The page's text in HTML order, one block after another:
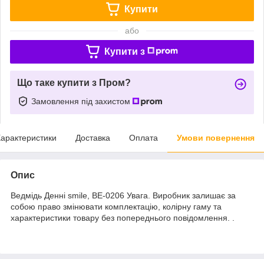
Купити
або
Купити з
Що таке купити з Пром?
Замовлення під захистом
Доставка Оплата Умови повернення
Опис
Ведмідь Денні smile, ВЕ-0206 Увага. Виробник залишає за
собою право змінювати комплектацію, колірну гаму та
характеристики товару без попереднього повідомлення. .